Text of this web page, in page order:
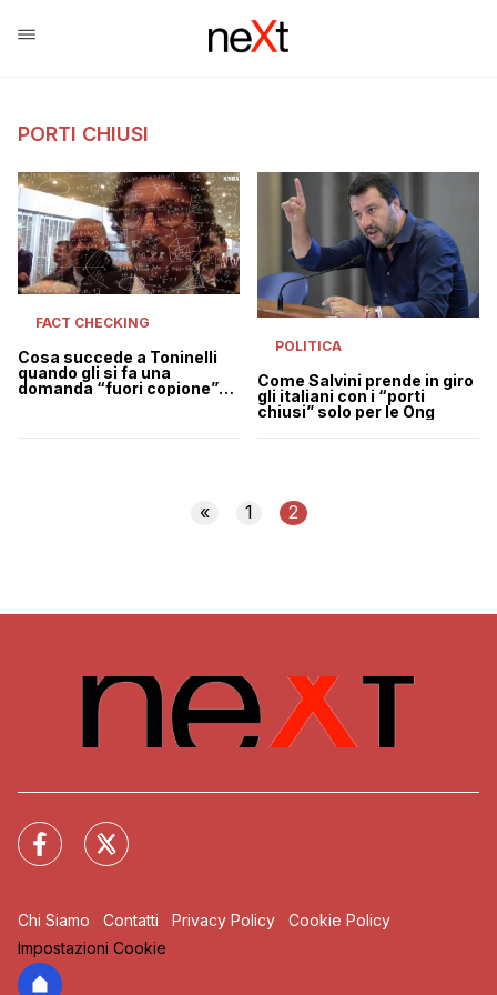
PORTI CHIUSI
FACT CHECKING
Cosa succede a Toninelli
quando gli si fa una
domanda “fuori copione”
POLITICA
Come Salvini prende in giro
gli italiani con i “porti
chiusi” solo per le Ong
« 1 2
Chi Siamo Contatti Privacy Policy
Cookie Policy
Impostazioni Cookie